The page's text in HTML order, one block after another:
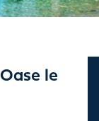
le